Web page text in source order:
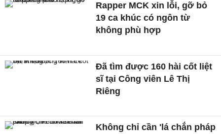
Rapper MCK xin lỗi, gỡ bỏ
19 ca khúc có ngôn từ
không phù hợp
Đã tìm được 160 hài cốt liệt
sĩ tại Công viên Lê Thị
Riêng
Không chỉ cần 'lá chắn pháp